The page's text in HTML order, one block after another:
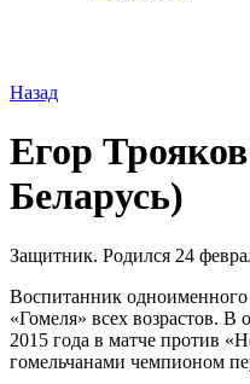
Назад
Егор
Беларусь)
Защитник. Родился 24
Воспитанник
«Гомеля» всех возрастов. В
2015 года в матче против
гомельчанами чемпионом